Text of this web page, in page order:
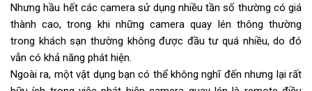
Nhưng hầu hết các camera sử dụng nhiều tần số thường có giá
thành cao, trong khi những camera quay lén thông thường
trong khách sạn thường không được đầu tư quá nhiều, do đó
vẫn có khả năng phát hiện.
Ngoài ra, một vật dụng bạn có thể không nghĩ đến nhưng lại rất